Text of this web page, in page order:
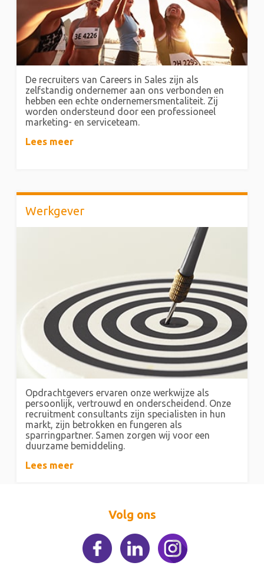
De recruiters van Careers in Sales zijn als
zelfstandig ondernemer aan ons verbonden en
hebben een echte ondernemersmentaliteit. Zij
worden ondersteund door een professioneel
marketing- en serviceteam.
Lees meer
Werkgever
Opdrachtgevers ervaren onze werkwijze als
persoonlijk, vertrouwd en onderscheidend. Onze
recruitment consultants zijn specialisten in hun
markt, zijn betrokken en fungeren als
sparringpartner. Samen zorgen wij voor een
duurzame bemiddeling.
Lees meer
Volg ons